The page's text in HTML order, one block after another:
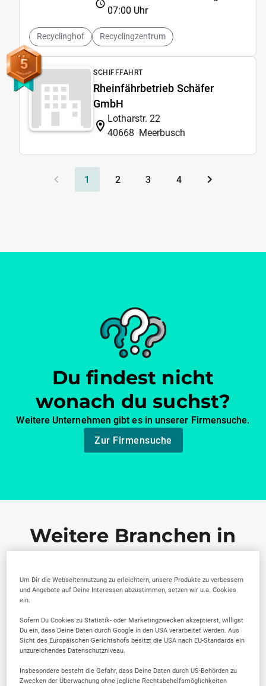
07:00 Uhr
Recyclinghof Recyclingzentrum
5 SCHIFFFAHRT
Rheinfährbetrieb Schäfer
GmbH
Lotharstr. 22
40668 Meerbusch
1 2 3 4
Du findest nicht
wonach du suchst?
Weitere Unternehmen gibt es in unserer Firmensuche.
Zur Firmensuche
Weitere Branchen in
Essen
Transport, Logistik &
Zahnärztliche
Um Dir die Webseitennutzung zu erleichtern, unsere Produkte zu verbessern
und Angebote auf Deine Interessen abzustimmen, setzen wir u.a. Cookies
ein.
Sofern Du Cookies zu Statistik- oder Marketingzwecken akzeptierst, willigst
Du ein, dass Deine Daten durch Google in den USA verarbeitet werden. Aus
Sicht des Europäischen Gerichtshofs besitzt die USA nach EU-Standards ein
unzureichendes Datenschutzniveau.
Insbesondere besteht die Gefahr, dass Deine Daten durch US-Behörden zu
Zwecken der Überwachung ohne jegliche Rechtsbehelfsmöglichkeiten